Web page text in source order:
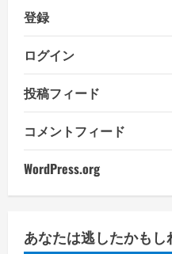
登録
ログイン
投稿フィード
コメントフィード
WordPress.org
あなたは逃したかもし